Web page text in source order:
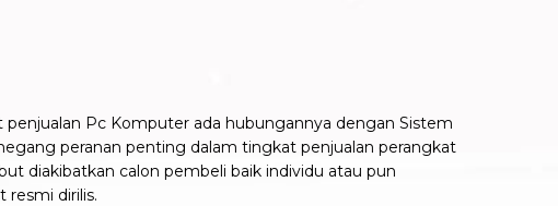
penjualan Pc Komputer ada hubungannya dengan Sistem
peranan penting dalam tingkat penjualan perangkat
diakibatkan calon pembeli baik individu atau pun
dirilis.